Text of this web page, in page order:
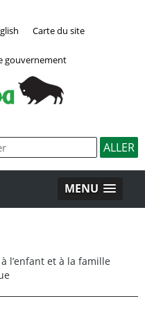
Carte du site
gouvernement
MENU
l’enfant et à la famille